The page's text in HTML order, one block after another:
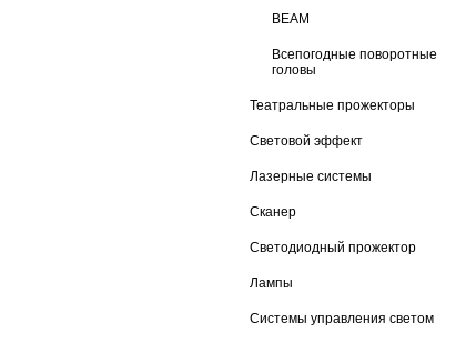
BEAM
Всепогодные поворотные
головы
Театральные прожекторы
Световой эффект
Лазерные системы
Сканер
Светодиодный прожектор
Лампы
Системы управления светом